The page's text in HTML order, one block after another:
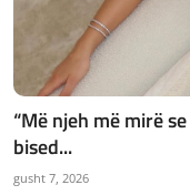
SHOWBIZ
SPORT
SHENDETI
JETA
“Më njeh më mirë
bised...
gusht 7, 2026